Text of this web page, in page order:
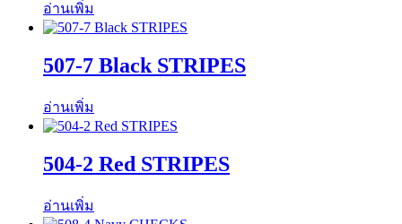
อ่านเพิ่ม
507-7 Black STRIPES
อ่านเพิ่ม
504-2 Red STRIPES
อ่านเพิ่ม